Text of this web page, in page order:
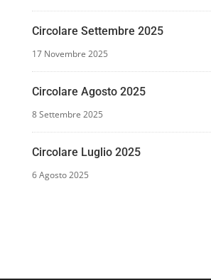
Circolare Settembre 2025
17 Novembre 2025
Circolare Agosto 2025
8 Settembre 2025
Circolare Luglio 2025
6 Agosto 2025